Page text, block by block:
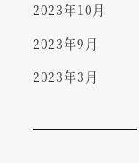
2023年10月
2023年9月
2023年3月